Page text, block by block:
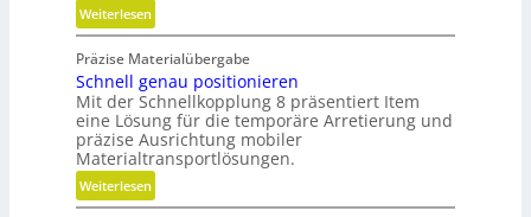
Weiterlesen:
W
a
r
t
u
n
g
s
Präzise Materialübergabe
Schnell genau positionieren
Mit der Schnellkopplung 8 präsentiert Item
eine Lösung für die temporäre Arretierung und
präzise Ausrichtung mobiler
Materialtransportlösungen.
Weiterlesen:
S